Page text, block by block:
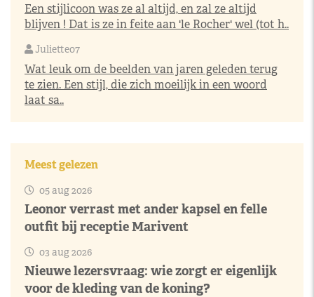
Een stijlicoon was ze al altijd, en zal ze altijd
blijven ! Dat is ze in feite aan 'le Rocher' wel (tot h..
Juliette07
Wat leuk om de beelden van jaren geleden terug
te zien. Een stijl, die zich moeilijk in een woord
laat sa..
Meest gelezen
05 aug 2026
Leonor verrast met ander kapsel en felle
outfit bij receptie Marivent
03 aug 2026
Nieuwe lezersvraag: wie zorgt er eigenlijk
voor de kleding van de koning?